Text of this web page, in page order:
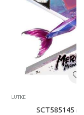
LUTKE
SCT585145